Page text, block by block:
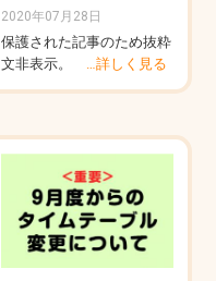
2020年07月28日
保護された記事のため抜粋
文非表示。
…詳しく見る